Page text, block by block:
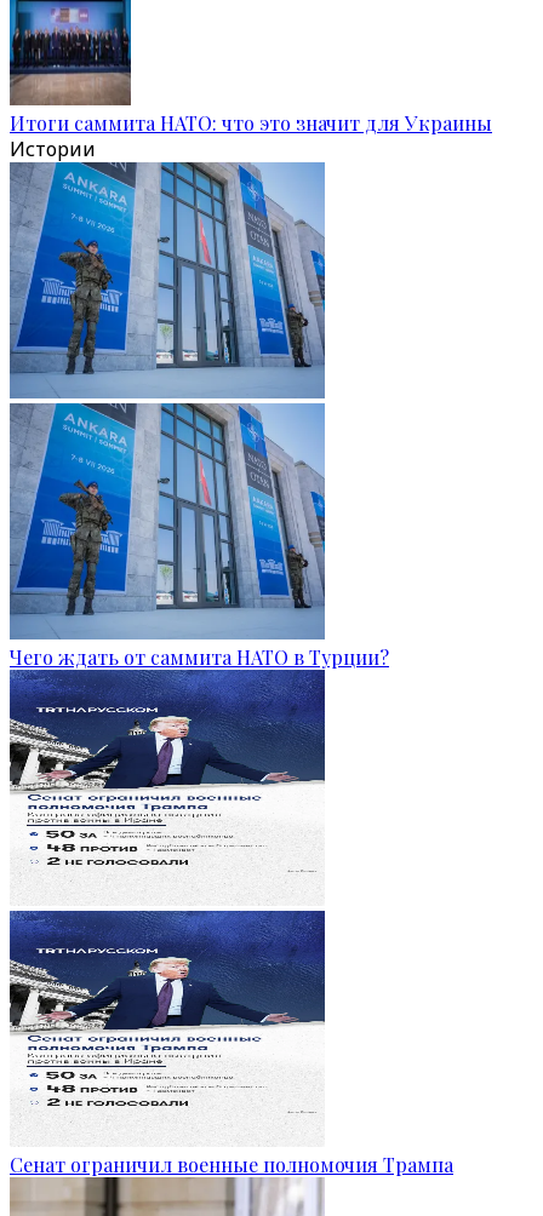
Итоги саммита НАТО: что это значит для Украины
Истории
Чего ждать от саммита НАТО в Турции?
Сенат ограничил военные полномочия Трампа